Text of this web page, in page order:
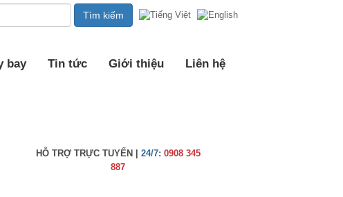
bay Tin tức Giới thiệu Liên hệ
HỖ TRỢ TRỰC TUYẾN | 24/7: 0908 345
887